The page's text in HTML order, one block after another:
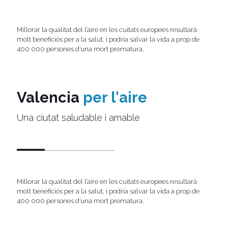
Millorar la qualitat del l’aire en les cuitats europees resultarà
molt beneficiós per a la salut, i podria salvar la vida a prop de
400 000 persones d’una mort prematura.
Valencia per l'aire
Una ciutat saludable i amable
Millorar la qualitat del l’aire en les cuitats europees resultarà
molt beneficiós per a la salut, i podria salvar la vida a prop de
400 000 persones d’una mort prematura.